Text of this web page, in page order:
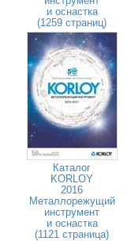
и оснастка
(1259 страниц)
Каталог
KORLOY
2016
Металлорежущий
инструмент
и оснастка
(1121 страница)